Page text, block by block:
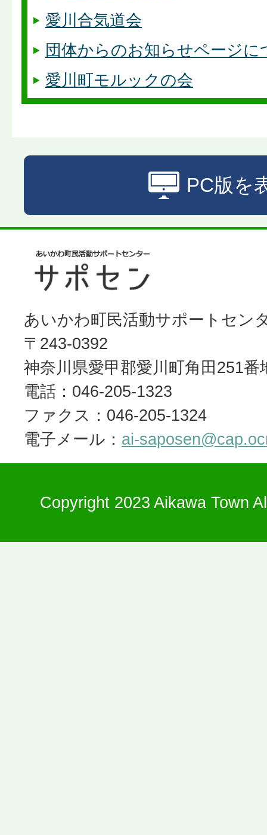
愛川合気道会
団体からのお知らせページに
愛川町モルックの会
PC版を
あいかわ町民活動サポートセン
〒243-0392
神奈川県愛甲郡愛川町角田251番
電話：046-205-1323
ファクス：046-205-1324
電子メール： ai-
Copyright 2023 Aikawa Town